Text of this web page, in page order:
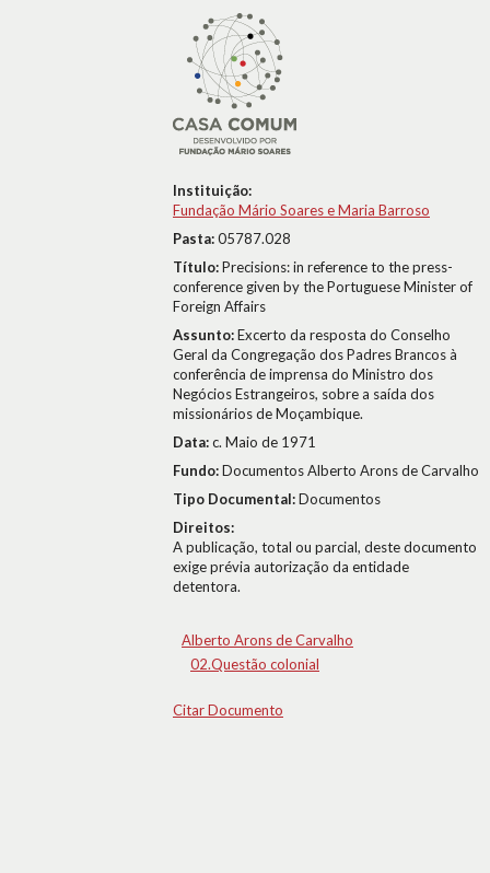
Instituição:
Fundação Mário Soares e Maria Barroso
Pasta:05787.028
Título:Precisions: in reference to the press-
conference given by the Portuguese Minister of
Foreign Affairs
Assunto:Excerto da resposta do Conselho
Geral da Congregação dos Padres Brancos à
conferência de imprensa do Ministro dos
Negócios Estrangeiros, sobre a saída dos
missionários de Moçambique.
Data:c. Maio de 1971
Fundo:Documentos Alberto Arons de Carvalho
Tipo Documental:Documentos
Direitos:
A publicação, total ou parcial, deste documento
exige prévia autorização da entidade
detentora.
Alberto Arons de Carvalho
02.Questão colonial
Citar Documento